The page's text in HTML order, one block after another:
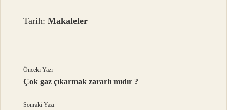
Tarih:Makaleler
Önceki Yazı
Çok gaz çıkarmak zararlı mıdır ?
Sonraki Yazı